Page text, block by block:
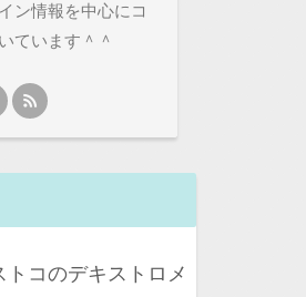
ン情報を中心にコ
ています＾＾
トコのデキストロメ